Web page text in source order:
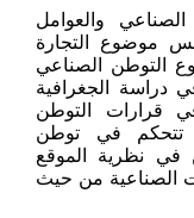
والعوامل
موضوع التجارة
التوطن الصناعي
الجغرافية
قرارات التوطن
تتحكم في توطن
في نظرية الموقع
الصناعية من حيث